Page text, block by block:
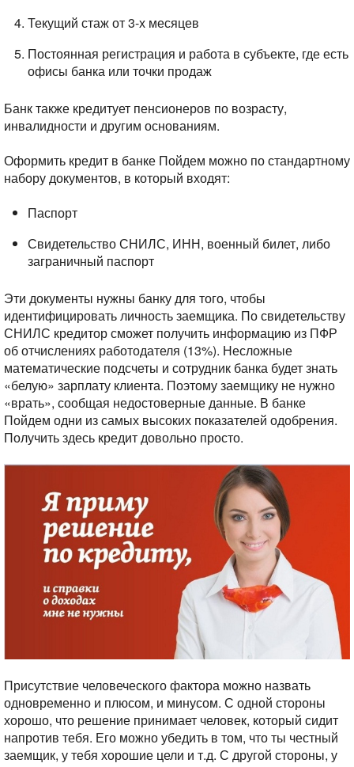
Текущий стаж от 3-х месяцев
Постоянная регистрация и работа в субъекте, где есть
офисы банка или точки продаж
Банк также кредитует пенсионеров по возрасту,
инвалидности и другим основаниям.
Оформить кредит в банке Пойдем можно по стандартному
набору документов, в который входят:
Паспорт
Свидетельство СНИЛС, ИНН, военный билет, либо
заграничный паспорт
Эти документы нужны банку для того, чтобы
идентифицировать личность заемщика. По свидетельству
СНИЛС кредитор сможет получить информацию из ПФР
об отчислениях работодателя (13%). Несложные
математические подсчеты и сотрудник банка будет знать
«белую» зарплату клиента. Поэтому заемщику не нужно
«врать», сообщая недостоверные данные. В банке
Пойдем одни из самых высоких показателей одобрения.
Получить здесь кредит довольно просто.
Присутствие человеческого фактора можно назвать
одновременно и плюсом, и минусом. С одной стороны
хорошо, что решение принимает человек, который сидит
напротив тебя. Его можно убедить в том, что ты честный
заемщик, у тебя хорошие цели и т.д. С другой стороны, у